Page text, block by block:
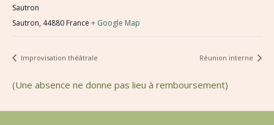
Sautron
Sautron, 44880 France + Google Map
Improvisation théâtrale Réunion interne
(Une absence ne donne pas lieu à remboursement)